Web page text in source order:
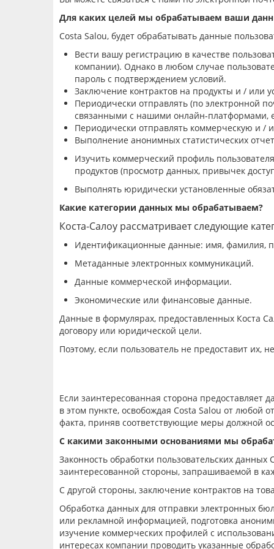
Для каких целей мы обрабатываем ваши
Costa Salou, будет обрабатывать данные
Вести вашу регистрацию в качестве
компании). Однако в любом случае
пароль с подтверждением условий.
Заключение контрактов на продукты и / или
Периодически отправлять (по электронной
связанными с нашими онлайн-платформами,
Периодически отправлять коммерческую и /
Выполнение анонимных статистических отчет
Изучить коммерческий профиль
продуктов (просмотр данных, привычек
Выполнять юридически установленные
Какие категории данных мы обрабатываем?
Коста-Салоу рассматривает следующие
Идентификационные данные: имя, фамилия,
Метаданные электронных коммуникаций.
Данные коммерческой информации.
Экономические или финансовые данные.
Данные в формулярах, предоставленных Коста
договору или юридической цели.
Поэтому, если пользователь не предоставит их,
Если заинтересованная сторона предоставляет
в этом пункте, освобождая Costa Salou от любой
факта, приняв соответствующие меры должной
С какими законными основаниями мы
Законность обработки пользовательских данных
заинтересованной стороны, запрашиваемой в
С другой стороны, заключение контрактов на
Обработка данных для отправки электронных
или рекламной информацией, подготовка
изучение коммерческих профилей с
интересах компании проводить указанные